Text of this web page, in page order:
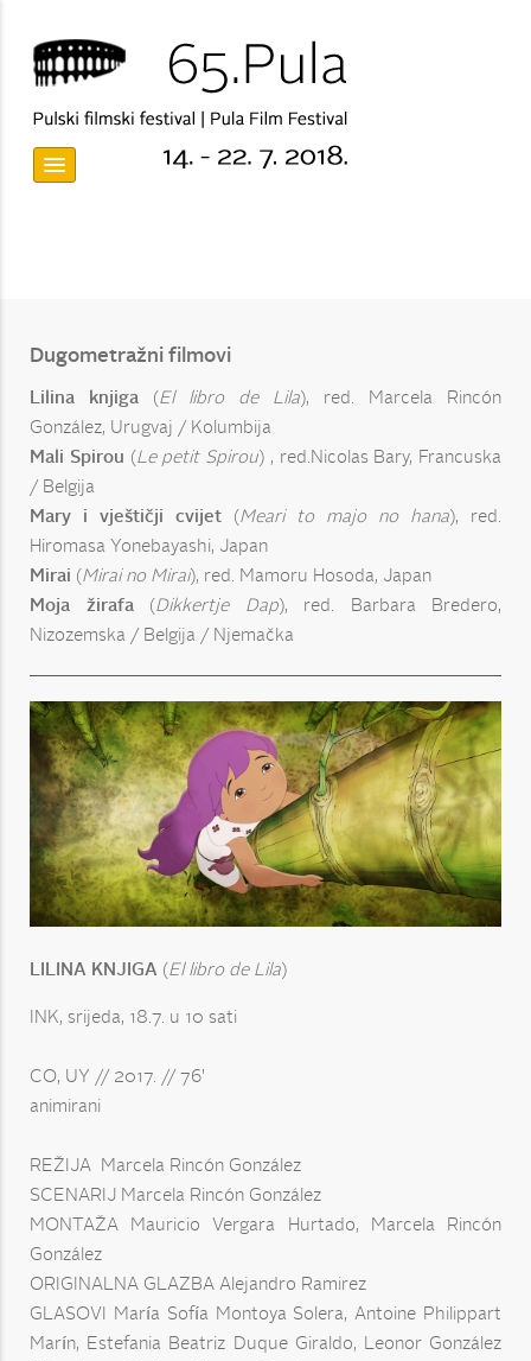
Dugometražni filmovi
Lilina knjiga ( El libro de Lila), red. Marcela Rincón
González, Urugvaj / Kolumbija
Mali Spirou ( Le petit Spirou) , red.Nicolas Bary, Francuska
/ Belgija
Mary i vještičji cvijet ( Meari to majo no hana), red.
Hiromasa Yonebayashi, Japan
Mirai ( Mirai no Mirai), red. Mamoru Hosoda, Japan
Moja žirafa( Dikkertje Dap), red. Barbara Bredero,
Nizozemska / Belgija / Njemačka
LILINA KNJIGA (El libro de Lila)
INK, srijeda, 18.7. u 10 sati
CO, UY // 2017. // 76'
animirani
REŽIJA Marcela Rincón González
SCENARIJ Marcela Rincón González
MONTAŽA Mauricio Vergara Hurtado, Marcela Rincón
González
ORIGINALNA GLAZBA Alejandro Ramirez
GLASOVI María Sofía Montoya Solera, Antoine Philippart
Marín, Estefania Beatriz Duque Giraldo, Leonor González